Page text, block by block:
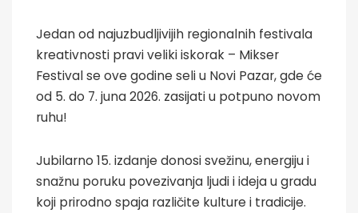
Jedan od najuzbudljivijih regionalnih festivala
kreativnosti pravi veliki iskorak – Mikser
Festival se ove godine seli u Novi Pazar, gde će
od 5. do 7. juna 2026. zasijati u potpuno novom
ruhu!
Jubilarno 15. izdanje donosi svežinu, energiju i
snažnu poruku povezivanja ljudi i ideja u gradu
koji prirodno spaja različite kulture i tradicije.